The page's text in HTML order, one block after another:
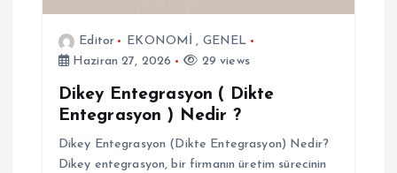
Editor EKONOMİ , GENEL
Haziran 27, 2026
29 views
Dikey Entegrasyon ( Dikte
Entegrasyon ) Nedir ?
Dikey Entegrasyon (Dikte Entegrasyon) Nedir?
Dikey entegrasyon, bir firmanın üretim sürecinin